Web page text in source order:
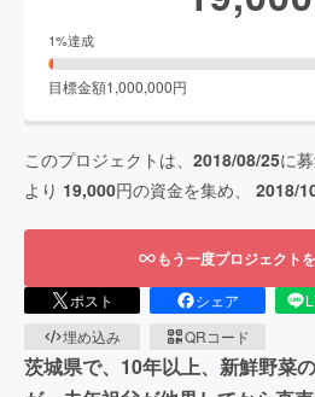
1%達成
目標金額1,000,000円
このプロジェクトは、 2018/08/25に
より 19,000円の資金を集め、 2018/
もう一度プロジェクト
ポスト シェア
埋め込み
QRコード
茨城県で、10年以上、新鮮野菜